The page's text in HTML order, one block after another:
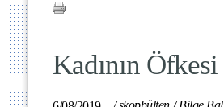
Kadının Öfkesi